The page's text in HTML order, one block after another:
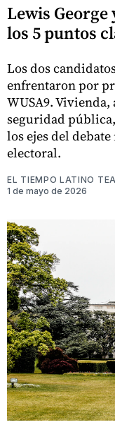
Lewis
los 5 puntos
Los dos
enfrentaron por
WUSA9. Vivienda,
seguridad
los ejes del
electoral.
EL TIEMPO LATINO
1 de mayo de 2026